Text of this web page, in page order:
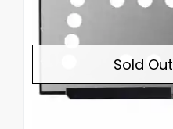
Sold Out